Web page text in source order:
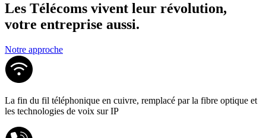
Les Télécoms vivent leur révolution,
votre entreprise aussi.
Notre approche
La fin du fil téléphonique en cuivre, remplacé par la fibre optique et
les technologies de voix sur IP